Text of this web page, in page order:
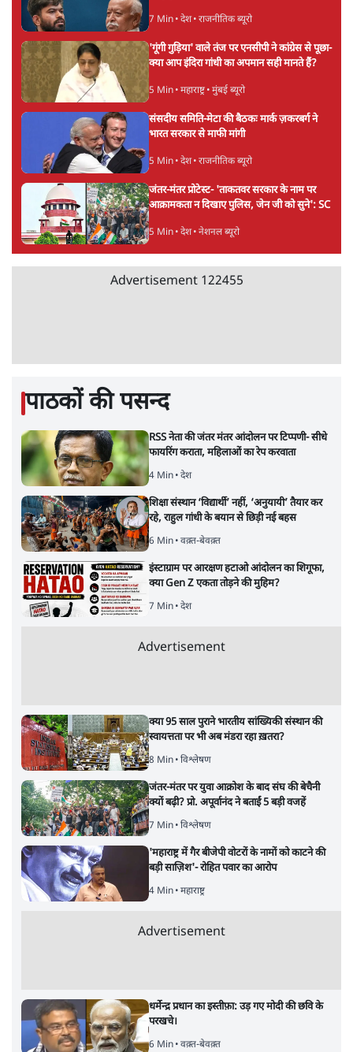
7 Min• देश• राजनीतिक ब्यूरो
'गूंगी गुड़िया' वाले तंज पर एनसीपी ने कांग्रेस से पूछा-
क्या आप इंदिरा गांधी का अपमान सही मानते हैं?
5 Min• महाराष्ट्र• मुंबई ब्यूरो
संसदीय समिति-मेटा की बैठकः मार्क ज़करबर्ग ने
भारत सरकार से माफी मांगी
5 Min• देश• राजनीतिक ब्यूरो
जंतर-मंतर प्रोटेस्ट- 'ताकतवर सरकार के नाम पर
आक्रामकता न दिखाए पुलिस, जेन जी को सुने': SC
5 Min• देश• नेशनल ब्यूरो
Advertisement 122455
पाठकों की पसन्द
RSS नेता की जंतर मंतर आंदोलन पर टिप्पणी- सीधे
फायरिंग कराता, महिलाओं का रेप करवाता
4 Min• देश
शिक्षा संस्थान ‘विद्यार्थी’ नहीं, ‘अनुयायी’ तैयार कर
रहे, राहुल गांधी के बयान से छिड़ी नई बहस
6 Min• वक़्त-बेवक़्त
इंस्टाग्राम पर आरक्षण हटाओ आंदोलन का शिगूफा,
क्या Gen Z एकता तोड़ने की मुहिम?
7 Min• देश
Advertisement
क्या 95 साल पुराने भारतीय सांख्यिकी संस्थान की
स्वायत्तता पर भी अब मंडरा रहा ख़तरा?
8 Min• विश्लेषण
जंतर-मंतर पर युवा आक्रोश के बाद संघ की बेचैनी
क्यों बढ़ी? प्रो. अपूर्वानंद ने बताईं 5 बड़ी वजहें
7 Min• विश्लेषण
'महाराष्ट्र में गैर बीजेपी वोटरों के नामों को काटने की
बड़ी साज़िश'- रोहित पवार का आरोप
4 Min• महाराष्ट्र
Advertisement
धर्मेन्द्र प्रधान का इस्तीफ़ा: उड़ गए मोदी की छवि के
परखचे।
6 Min• वक़्त-बेवक़्त